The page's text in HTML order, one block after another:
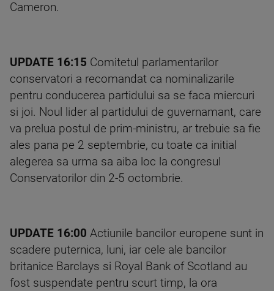
Cameron.
UPDATE 16:15 Comitetul parlamentarilor
conservatori a recomandat ca nominalizarile
pentru conducerea partidului sa se faca miercuri
si joi. Noul lider al partidului de guvernamant, care
va prelua postul de prim-ministru, ar trebuie sa fie
ales pana pe 2 septembrie, cu toate ca initial
alegerea sa urma sa aiba loc la congresul
Conservatorilor din 2-5 octombrie.
UPDATE 16:00 Actiunile bancilor europene sunt in
scadere puternica, luni, iar cele ale bancilor
britanice Barclays si Royal Bank of Scotland au
fost suspendate pentru scurt timp, la ora